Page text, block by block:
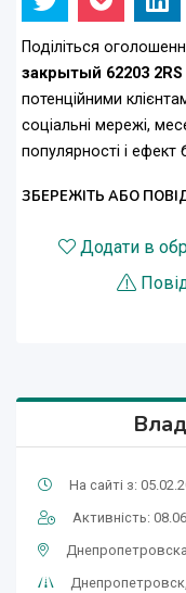
Поділіться
закрытый 62203 2RS
потенційними
соціальні мережі,
популярності і
ЗБЕРЕЖІТЬ АБО
Додати в
На сайті з:
Активність: